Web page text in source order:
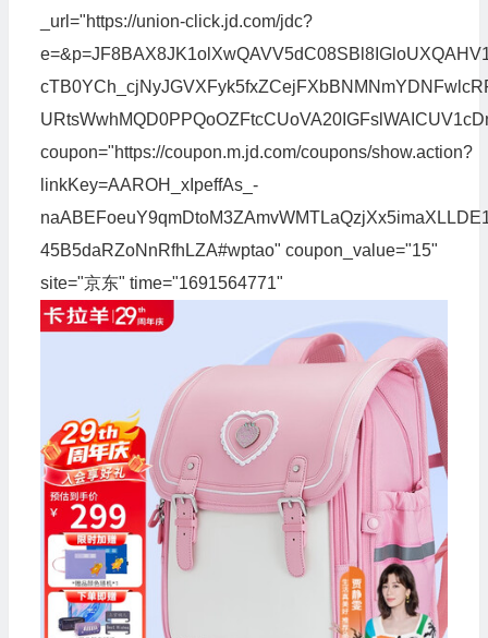
_url="https://union-click.jd.com/jdc?
coupon="https://coupon.m.jd.com/coupons/show.action?
linkKey=AAROH_xIpeffAs_-
45B5daRZoNnRfhLZA#wptao" coupon_value="15"
site="京东" time="1691564771"